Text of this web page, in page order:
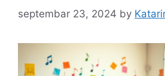
septembar 23, 2024 by